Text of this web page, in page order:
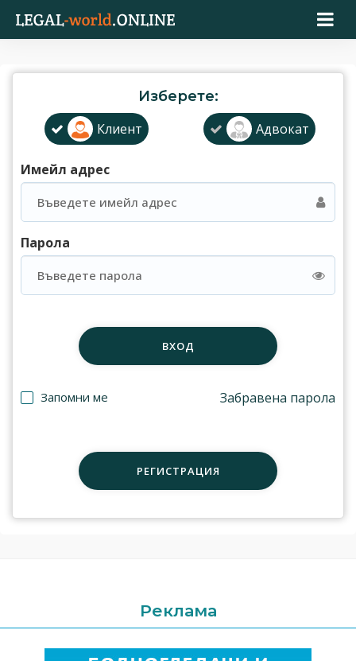
Изберете:
Клиент
Адвокат
Имейл адрес
Парола
ВХОД
Запомни ме Забравена парола
РЕГИСТРАЦИЯ
Реклама